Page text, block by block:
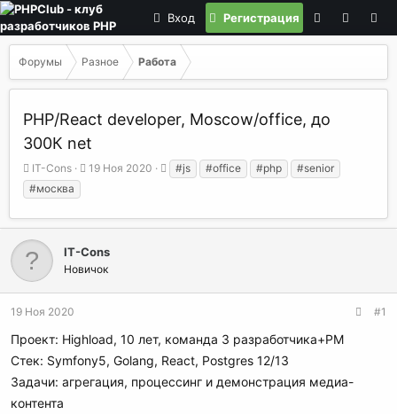
Вход Регистрация
Форумы Разное Работа
PHP/React developer, Moscow/office, до
300К net
А
в
т
р
е
м
ы
IT-Cons
Д
н
а
л
19 Ноя 2020
е
#js #office #php
#senior
#москва
IT-Cons
Новичок
19 Ноя 2020 #1
Проект: Highload, 10 лет, команда 3 разработчика+РМ
Стек: Symfony5, Golang, React, Postgres 12/13
Задачи: агрегация, процессинг и демонстрация медиа-
контента